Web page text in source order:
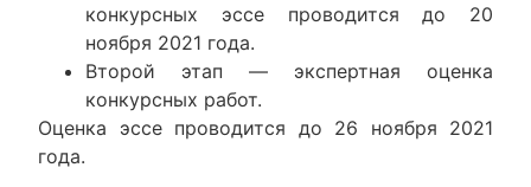
конкурсных эссе проводится до 20
ноября 2021 года.
Второй этап — экспертная оценка
конкурсных работ.
Оценка эссе проводится до 26 ноября 2021
года.